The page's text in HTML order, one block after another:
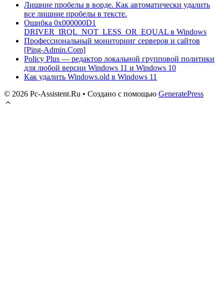
Лишние пробелы в ворде. Как автоматически удалить
все лишние пробелы в тексте.
Ошибка 0x000000D1
DRIVER_IRQL_NOT_LESS_OR_EQUAL в Windows
Профессиональный мониторинг серверов и сайтов
[Ping-Admin.Com]
Policy Plus — редактор локальной групповой политики
для любой версии Windows 11 и Windows 10
Как удалить Windows.old в Windows 11
© 2026 Pc-Assistent.Ru • Создано с помощью GeneratePress